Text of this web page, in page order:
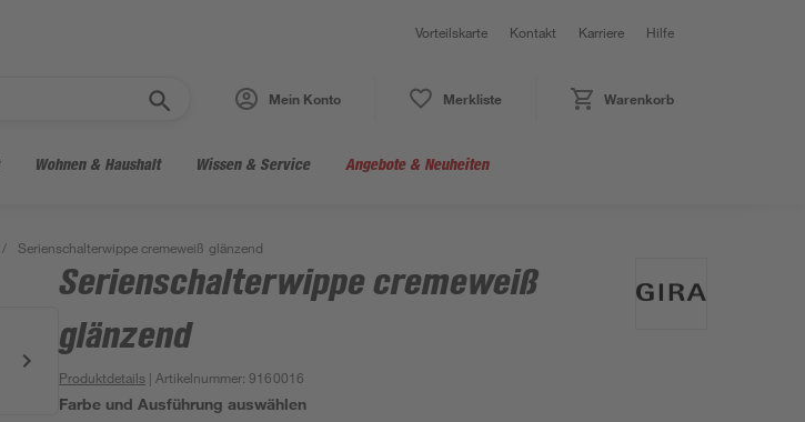
Vorteilskarte Kontakt Karriere Hilfe
Mein Konto Merkliste Warenkorb
Wohnen & Haushalt Wissen & Service Angebote & Neuheiten
/ Serienschalterwippe cremeweiß glänzend
Serienschalterwippe cremeweiß
glänzend
Produktdetails | Artikelnummer:9160016
Farbe und Ausführung auswählen